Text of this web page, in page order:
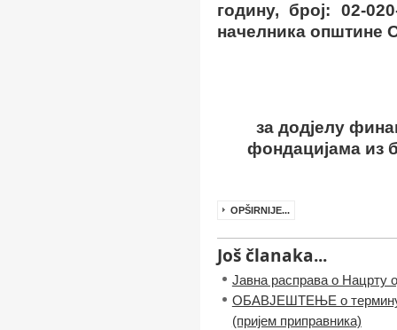
годину, број: 02-
начелникаопштине
за додјелу
фондацијама из
OPŠIRNIJE...
Još članaka...
Јавна расправа о Нацрту
OБАВЈЕШТЕЊЕ о термину
(пријем приправника)